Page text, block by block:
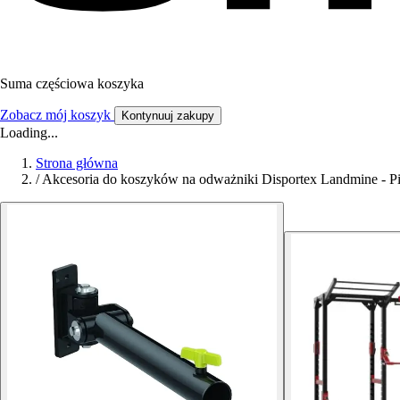
Suma częściowa koszyka
Zobacz mój koszyk Kontynuuj zakupy
Loading...
Strona główna
/ Akcesoria do koszyków na odważniki Disportex Landmine -